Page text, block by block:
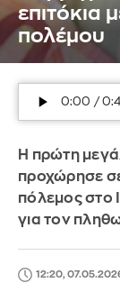
επιτόκια
πολέμου
Η πρώτη
προχώρησε
πόλεμος στο
για τον
12:20,